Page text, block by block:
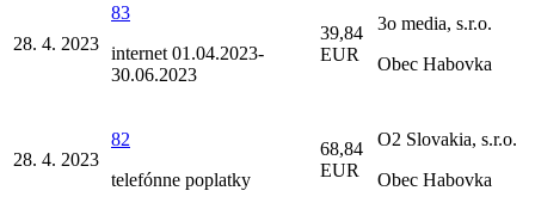
28. 4. 2023
83
internet 01.04.2023-
30.06.2023
39,84
EUR
3o media, s.r.o.
Obec Habovka
28. 4. 2023
82
telefónne poplatky
68,84
EUR
O2 Slovakia, s.r.o.
Obec Habovka